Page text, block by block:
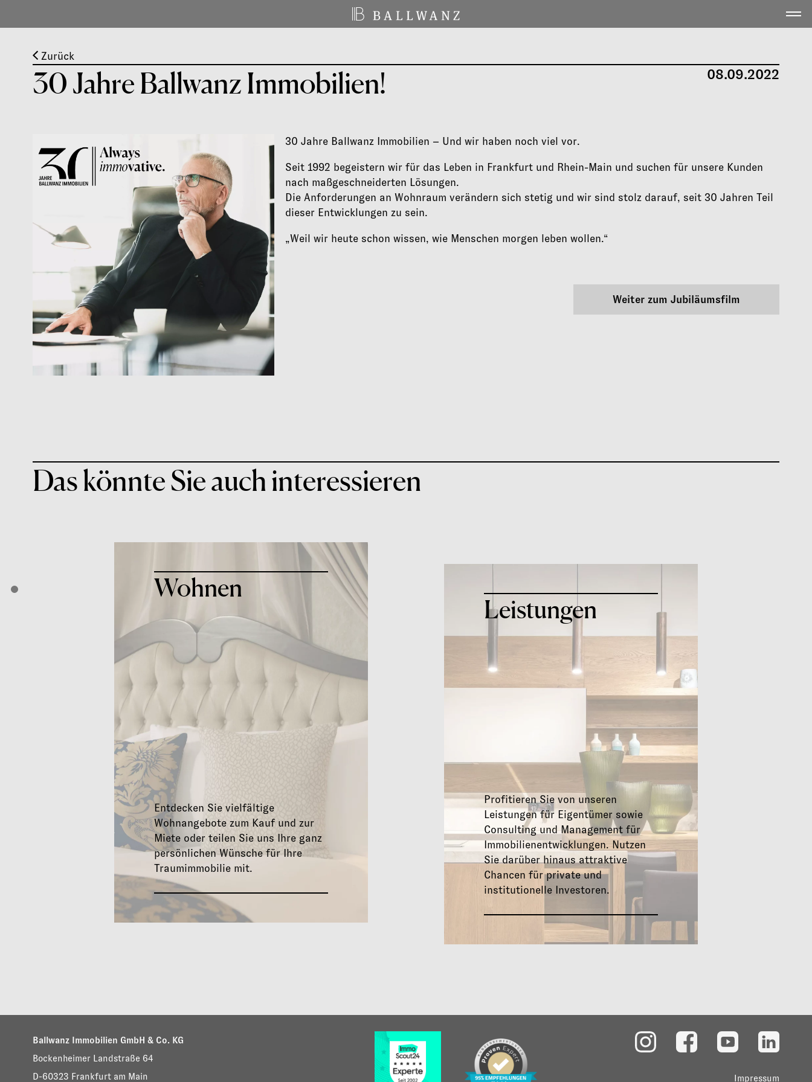
Home
02 Wohnen
Leistungen
Über uns
Kontakt
Zurück
08.09.2022
30 Jahre Ballwanz Immobilien!
30 Jahre Ballwanz Immobilien – Und wir haben noch viel vor.
Seit 1992 begeistern wir für das Leben in Frankfurt und Rhein-Main und suchen für unsere Kunden
nach maßgeschneiderten Lösungen.
Die Anforderungen an Wohnraum verändern sich stetig und wir sind stolz darauf, seit 30 Jahren Teil
dieser Entwicklungen zu sein.
„Weil wir heute schon wissen, wie Menschen morgen leben wollen.“
Weiter zum Jubiläumsfilm
Das könnte Sie auch interessieren
Wohnen
Entdecken Sie vielfältige
Wohnangebote zum Kauf und zur
Miete oder teilen Sie uns Ihre ganz
persönlichen Wünsche für Ihre
Traumimmobilie mit.
Leistungen
Profitieren Sie von unseren
Leistungen für Eigentümer sowie
Consulting und Management für
Immobilienentwicklungen. Nutzen
Sie darüber hinaus attraktive
Chancen für private und
institutionelle Investoren.
Ballwanz Immobilien GmbH & Co. KG
Bockenheimer Landstraße 64
D-60323 Frankfurt am Main
Impressum